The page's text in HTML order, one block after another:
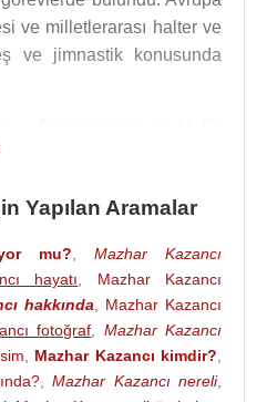
ve milletlerarası halter ve
ve jimnastik konusunda
vardı.
yılında İstanbul
'da 81
kuruluşu:
Beşiktaş Serencebey
Medine Muhafızı olan
bahçesinde, 22 kişilik
Yapılan Aramalar
mu?
Mazhar Kazancı
hayatı
Mazhar Kazancı
hakkında
Mazhar Kazancı
fotoğraf
Mazhar Kazancı
Mazhar Kazancı kimdir?
, Mazhar Kazancı nereli,